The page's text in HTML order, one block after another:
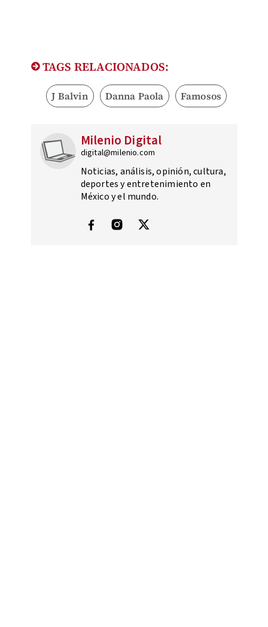
TAGS RELACIONADOS:
J Balvin Danna Paola Famosos
Milenio Digital
digital@milenio.com
Noticias, análisis, opinión, cultura,
deportes y entretenimiento en
México y el mundo.